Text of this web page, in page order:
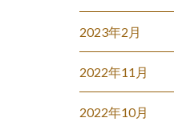
2023年2月
2022年11月
2022年10月